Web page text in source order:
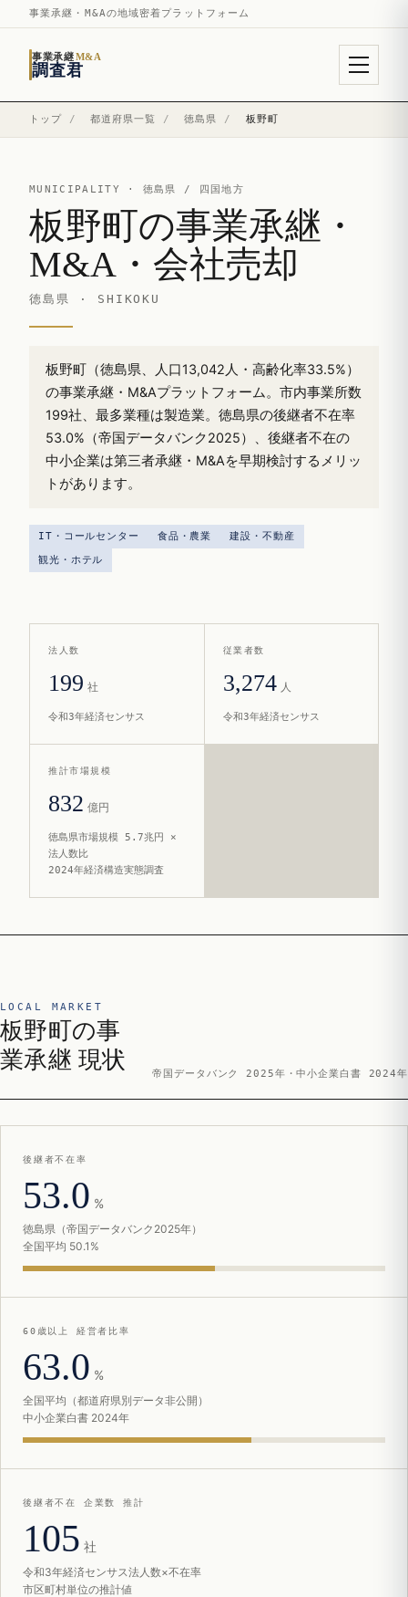
事業承継・M&Aの地域密着プラットフォーム
事業承継M&A
調査君
トップ / 都道府県一覧 / 徳島県 / 板野町
MUNICIPALITY · 徳島県 / 四国地方
板野町の事業承継・
M&A・会社売却
徳島県 · SHIKOKU
板野町（徳島県、人口13,042人・高齢化率33.5%）
の事業承継・M&Aプラットフォーム。市内事業所数
199社、最多業種は製造業。徳島県の後継者不在率
53.0%（帝国データバンク2025）、後継者不在の
中小企業は第三者承継・M&Aを早期検討するメリッ
トがあります。
IT・コールセンター 食品・農業
建設・不動産
観光・ホテル
法人数
199 社
令和3年経済センサス
従業者数
3,274 人
令和3年経済センサス
推計市場規模
832 億円
徳島県市場規模 5.7兆円 ×
法人数比
2024年経済構造実態調査
LOCAL MARKET
板野町の事
業承継 現状
帝国データバンク 2025年・中小企業白書 2024年
後継者不在率
53.0 %
徳島県（帝国データバンク2025年）
全国平均 50.1%
60歳以上 経営者比率
63.0 %
全国平均（都道府県別データ非公開）
中小企業白書 2024年
後継者不在 企業数 推計
105 社
令和3年経済センサス法人数×不在率
市区町村単位の推計値